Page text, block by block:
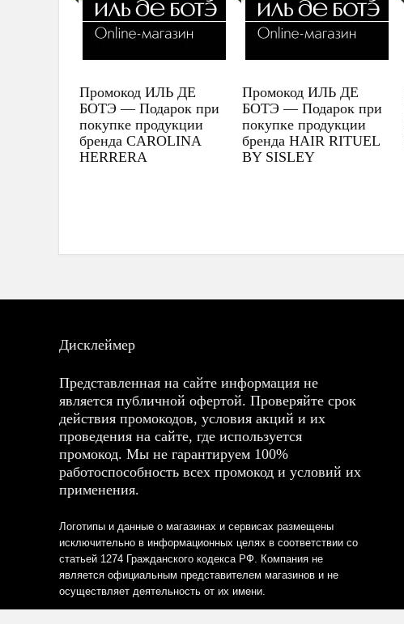
Промокод ИЛЬ ДЕ
БОТЭ — Подарок при
покупке продукции
бренда CAROLINA
HERRERA
Промокод ИЛЬ ДЕ
БОТЭ — Подарок при
покупке продукции
бренда HAIR RITUEL
BY SISLEY
Дисклеймер
Представленная на сайте информация не
является публичной офертой. Проверяйте срок
действия промокодов, условия акций и их
проведения на сайте, где используется
промокод. Мы не гарантируем 100%
работоспособность всех промокод и условий их
применения.
Логотипы и данные о магазинах и сервисах размещены
исключительно в информационных целях в соответствии со
статьей 1274 Гражданского кодекса РФ. Компания не
является официальным представителем магазинов и не
осуществляет деятельность от их имени.